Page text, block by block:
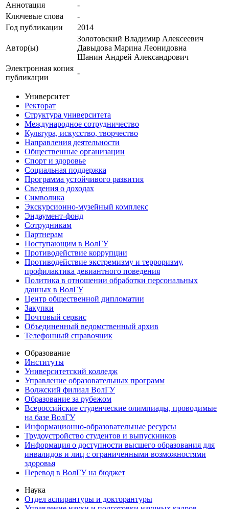
Аннотация
-
Ключевые cлова
-
Год публикации
2014
Автор(ы)
Золотовский Владимир Алексеевич
Давыдова Марина Леонидовна
Шанин Андрей Александрович
Электронная копия
публикации
-
Университет
Ректорат
Структура университета
Международное сотрудничество
Культура, искусство, творчество
Направления деятельности
Общественные организации
Спорт и здоровье
Социальная поддержка
Программа устойчивого развития
Сведения о доходах
Символика
Экскурсионно-музейный комплекс
Эндаумент-фонд
Сотрудникам
Партнерам
Поступающим в ВолГУ
Противодействие коррупции
Противодействие экстремизму и терроризму,
профилактика девиантного поведения
Политика в отношении обработки персональных
данных в ВолГУ
Центр общественной дипломатии
Закупки
Почтовый сервис
Объединенный ведомственный архив
Телефонный справочник
Образование
Институты
Университетский колледж
Управление образовательных программ
Волжский филиал ВолГУ
Образование за рубежом
Всероссийские студенческие олимпиады, проводимые
на базе ВолГУ
Информационно-образовательные ресурсы
Трудоустройство студентов и выпускников
Информация о доступности высшего образования для
инвалидов и лиц с ограниченными возможностями
здоровья
Перевод в ВолГУ на бюджет
Наука
Отдел аспирантуры и докторантуры